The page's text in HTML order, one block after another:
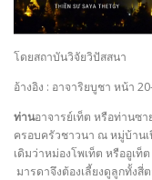
โดยสถาบันวิจัยวิปัสสนา
อ้างอิง : อาจาริยบูชา หน้า
ท่านอาจารย์เท็ต หรือท่านซา
ครอบครัวชาวนา ณ หมู่บ้านเ
เดิมว่าหม่องโพเท็ต หรืออูเ
มารดาจึงต้องเลี้ยงดูลูกทั้ง